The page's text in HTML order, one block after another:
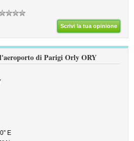
Scrivi la tua opinione
di Parigi Orly ORY
E